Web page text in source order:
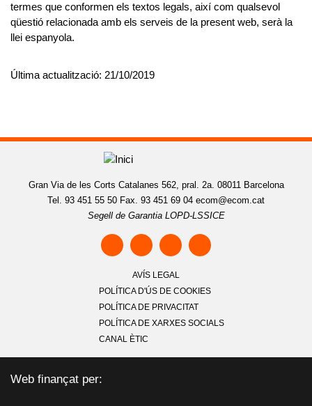
termes que conformen els textos legals, així com qualsevol
qüestió relacionada amb els serveis de la present web, serà la
llei espanyola.
Última actualització: 21/10/2019
Gran Via de les Corts Catalanes 562, pral. 2a. 08011 Barcelona
Tel. 93 451 55 50 Fax. 93 451 69 04 ecom@ecom.cat
Segell de Garantia LOPD-LSSICE
AVÍS LEGAL
POLÍTICA D'ÚS DE COOKIES
POLÍTICA DE PRIVACITAT
POLÍTICA DE XARXES SOCIALS
CANAL ÈTIC
Web finançat per: